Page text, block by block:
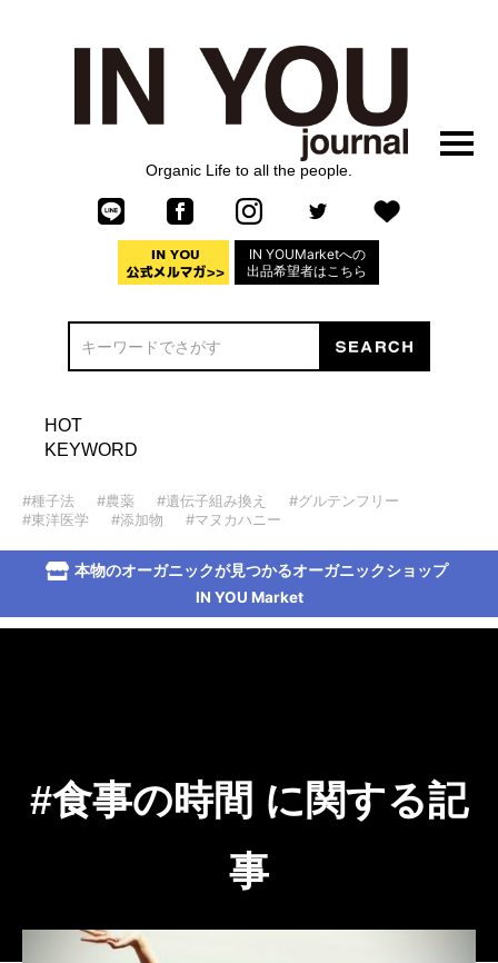
Organic Life to all the people.
IN YOUMarketへの
出品希望者はこちら
HOT
KEYWORD
#種子法 #農薬 #遺伝子組み換え
#グルテンフリー
#東洋医学
#添加物 #マヌカハニー
本物のオーガニックが見つかるオーガニックショップ
IN YOU Market
#食事の時間 に関する記
事